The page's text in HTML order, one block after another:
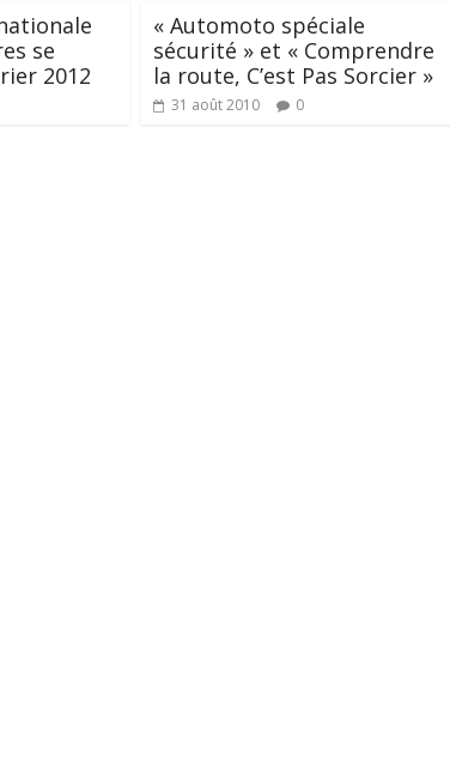
se
2012
« Automoto spéciale
sécurité » et « Comprendre
la route, C’est Pas Sorcier »
31 août 2010 0